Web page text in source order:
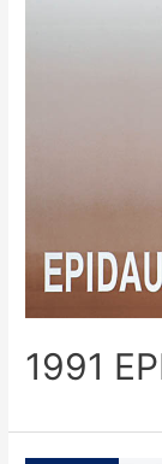
1991